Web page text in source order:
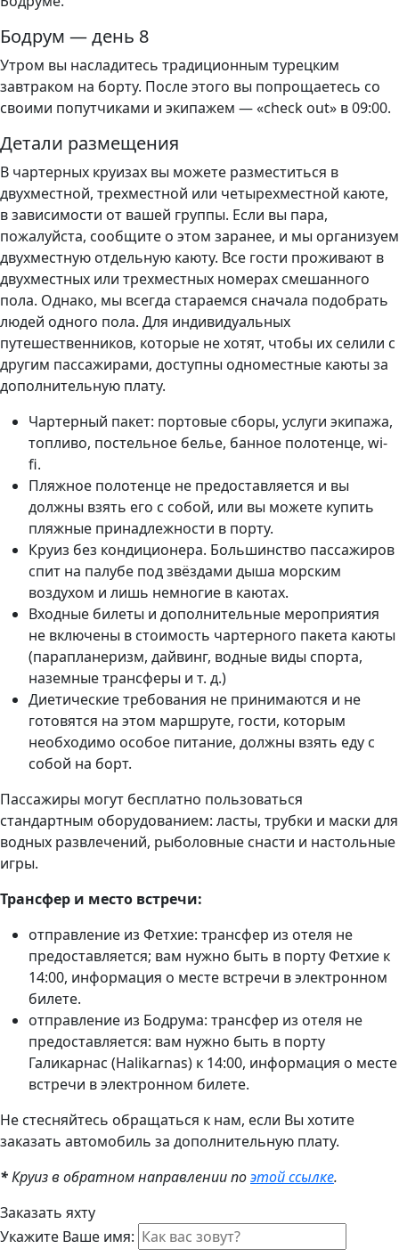
Бодрум — день 8
Утром вы насладитесь традиционным турецким
завтраком на борту. После этого вы попрощаетесь со
своими попутчиками и экипажем — «сheck out» в 09:00.
Детали размещения
В чартерных круизах вы можете разместиться в
двухместной, трехместной или четырехместной каюте,
в зависимости от вашей группы. Если вы пара,
пожалуйста, сообщите о этом заранее, и мы организуем
двухместную отдельную каюту. Все гости проживают в
двухместных или трехместных номерах смешанного
пола. Однако, мы всегда стараемся сначала подобрать
людей одного пола. Для индивидуальных
путешественников, которые не хотят, чтобы их селили с
другим пассажирами, доступны одноместные каюты за
дополнительную плату.
Чартерный пакет: портовые сборы, услуги экипажа,
топливо, постельное белье, банное полотенце, wi-
fi.
Пляжное полотенце не предоставляется и вы
должны взять его с собой, или вы можете купить
пляжные принадлежности в порту.
Круиз без кондиционера. Большинство пассажиров
спит на палубе под звёздами дыша морским
воздухом и лишь немногие в каютах.
Входные билеты и дополнительные мероприятия
не включены в стоимость чартерного пакета каюты
(парапланеризм, дайвинг, водные виды спорта,
наземные трансферы и т. д.)
Диетические требования не принимаются и не
готовятся на этом маршруте, гости, которым
необходимо особое питание, должны взять еду с
собой на борт.
Пассажиры могут бесплатно пользоваться
стандартным оборудованием: ласты, трубки и маски для
водных развлечений, рыболовные снасти и настольные
игры.
Трансфер и место встречи:
отправление из Фетхие: трансфер из отеля не
предоставляется; вам нужно быть в порту Фетхие к
14:00, информация о месте встречи в электронном
билете.
отправление из Бодрума: трансфер из отеля не
предоставляется: вам нужно быть в порту
Галикарнас (Halikarnas) к 14:00, информация о месте
встречи в электронном билете.
Не стесняйтесь обращаться к нам, если Вы хотите
заказать автомобиль за дополнительную плату.
*Круиз в обратном направлении поэтой ссылке.
Заказать яхту
Укажите Ваше имя: